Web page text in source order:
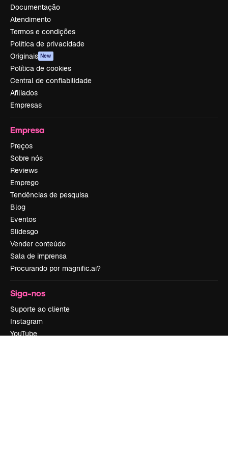
Documentação
Atendimento
Termos e condições
Política de privacidade
Originais New
Política de cookies
Central de confiabilidade
Afiliados
Empresas
Empresa
Preços
Sobre nós
Reviews
Emprego
Tendências de pesquisa
Blog
Eventos
Slidesgo
Vender conteúdo
Sala de imprensa
Procurando por magnific.ai?
Siga-nos
Suporte ao cliente
Instagram
YouTube